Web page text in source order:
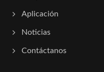
Aplicación
Noticias
Contáctanos